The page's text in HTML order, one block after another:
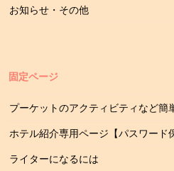
お知らせ・その他
固定ページ
プーケットのアクティビティなど簡
ホテル紹介専用ページ【パスワード
ライターになるには